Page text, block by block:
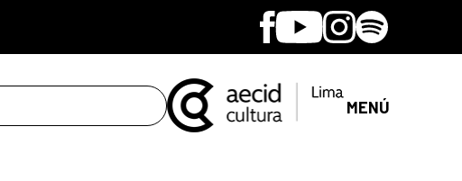
Facebook
YoutubeInstagram
Spotify
MENÚ